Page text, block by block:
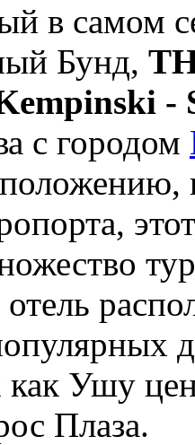
в самом
Бунд,
-
с городом
как Ушу
Плаза.